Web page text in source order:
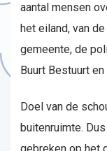
aantal mensen
het eiland, van de
gemeente, de
Buurt Bestuurt
Doel van de
buitenruimte.